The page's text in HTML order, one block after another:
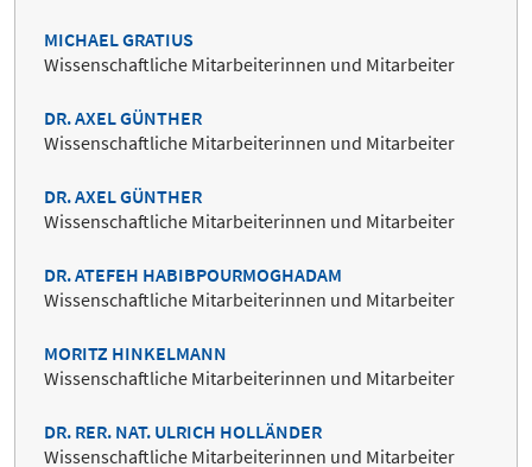
MICHAEL GRATIUS
Wissenschaftliche Mitarbeiterinnen und Mitarbeiter
DR. AXEL GÜNTHER
Wissenschaftliche Mitarbeiterinnen und Mitarbeiter
DR. AXEL GÜNTHER
Wissenschaftliche Mitarbeiterinnen und Mitarbeiter
DR. ATEFEH HABIBPOURMOGHADAM
Wissenschaftliche Mitarbeiterinnen und Mitarbeiter
MORITZ HINKELMANN
Wissenschaftliche Mitarbeiterinnen und Mitarbeiter
DR. RER. NAT. ULRICH HOLLÄNDER
Wissenschaftliche Mitarbeiterinnen und Mitarbeiter